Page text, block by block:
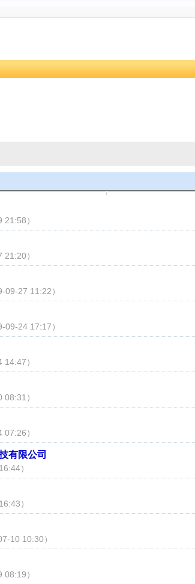
21:58）
21:20）
09-27 11:22）
09-24 17:17）
14:47）
08:31）
07:26）
有限公司
）
）
10 10:30）
08:19）